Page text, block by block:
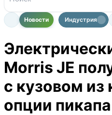
Новости Индустрия
Morris JE
с кузовом из
опции